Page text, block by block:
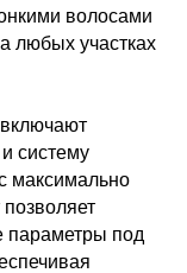
волосами
любых участках
систему
максимально
параметры под